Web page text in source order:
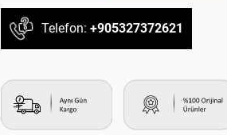
Telefon: +905327372621